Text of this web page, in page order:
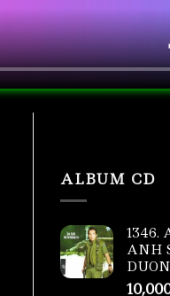
ALBUM CD
1346.
ANH